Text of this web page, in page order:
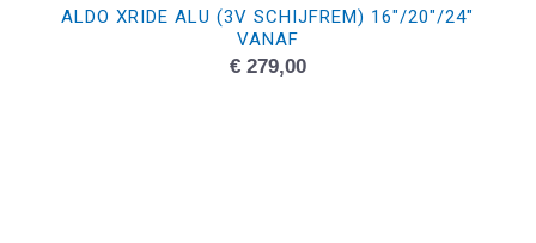
ALDO XRIDE ALU (3V SCHIJFREM) 16″/20″/24″
VANAF
€279,00